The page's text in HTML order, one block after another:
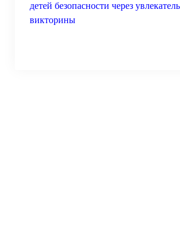
детей безопасности через
викторины